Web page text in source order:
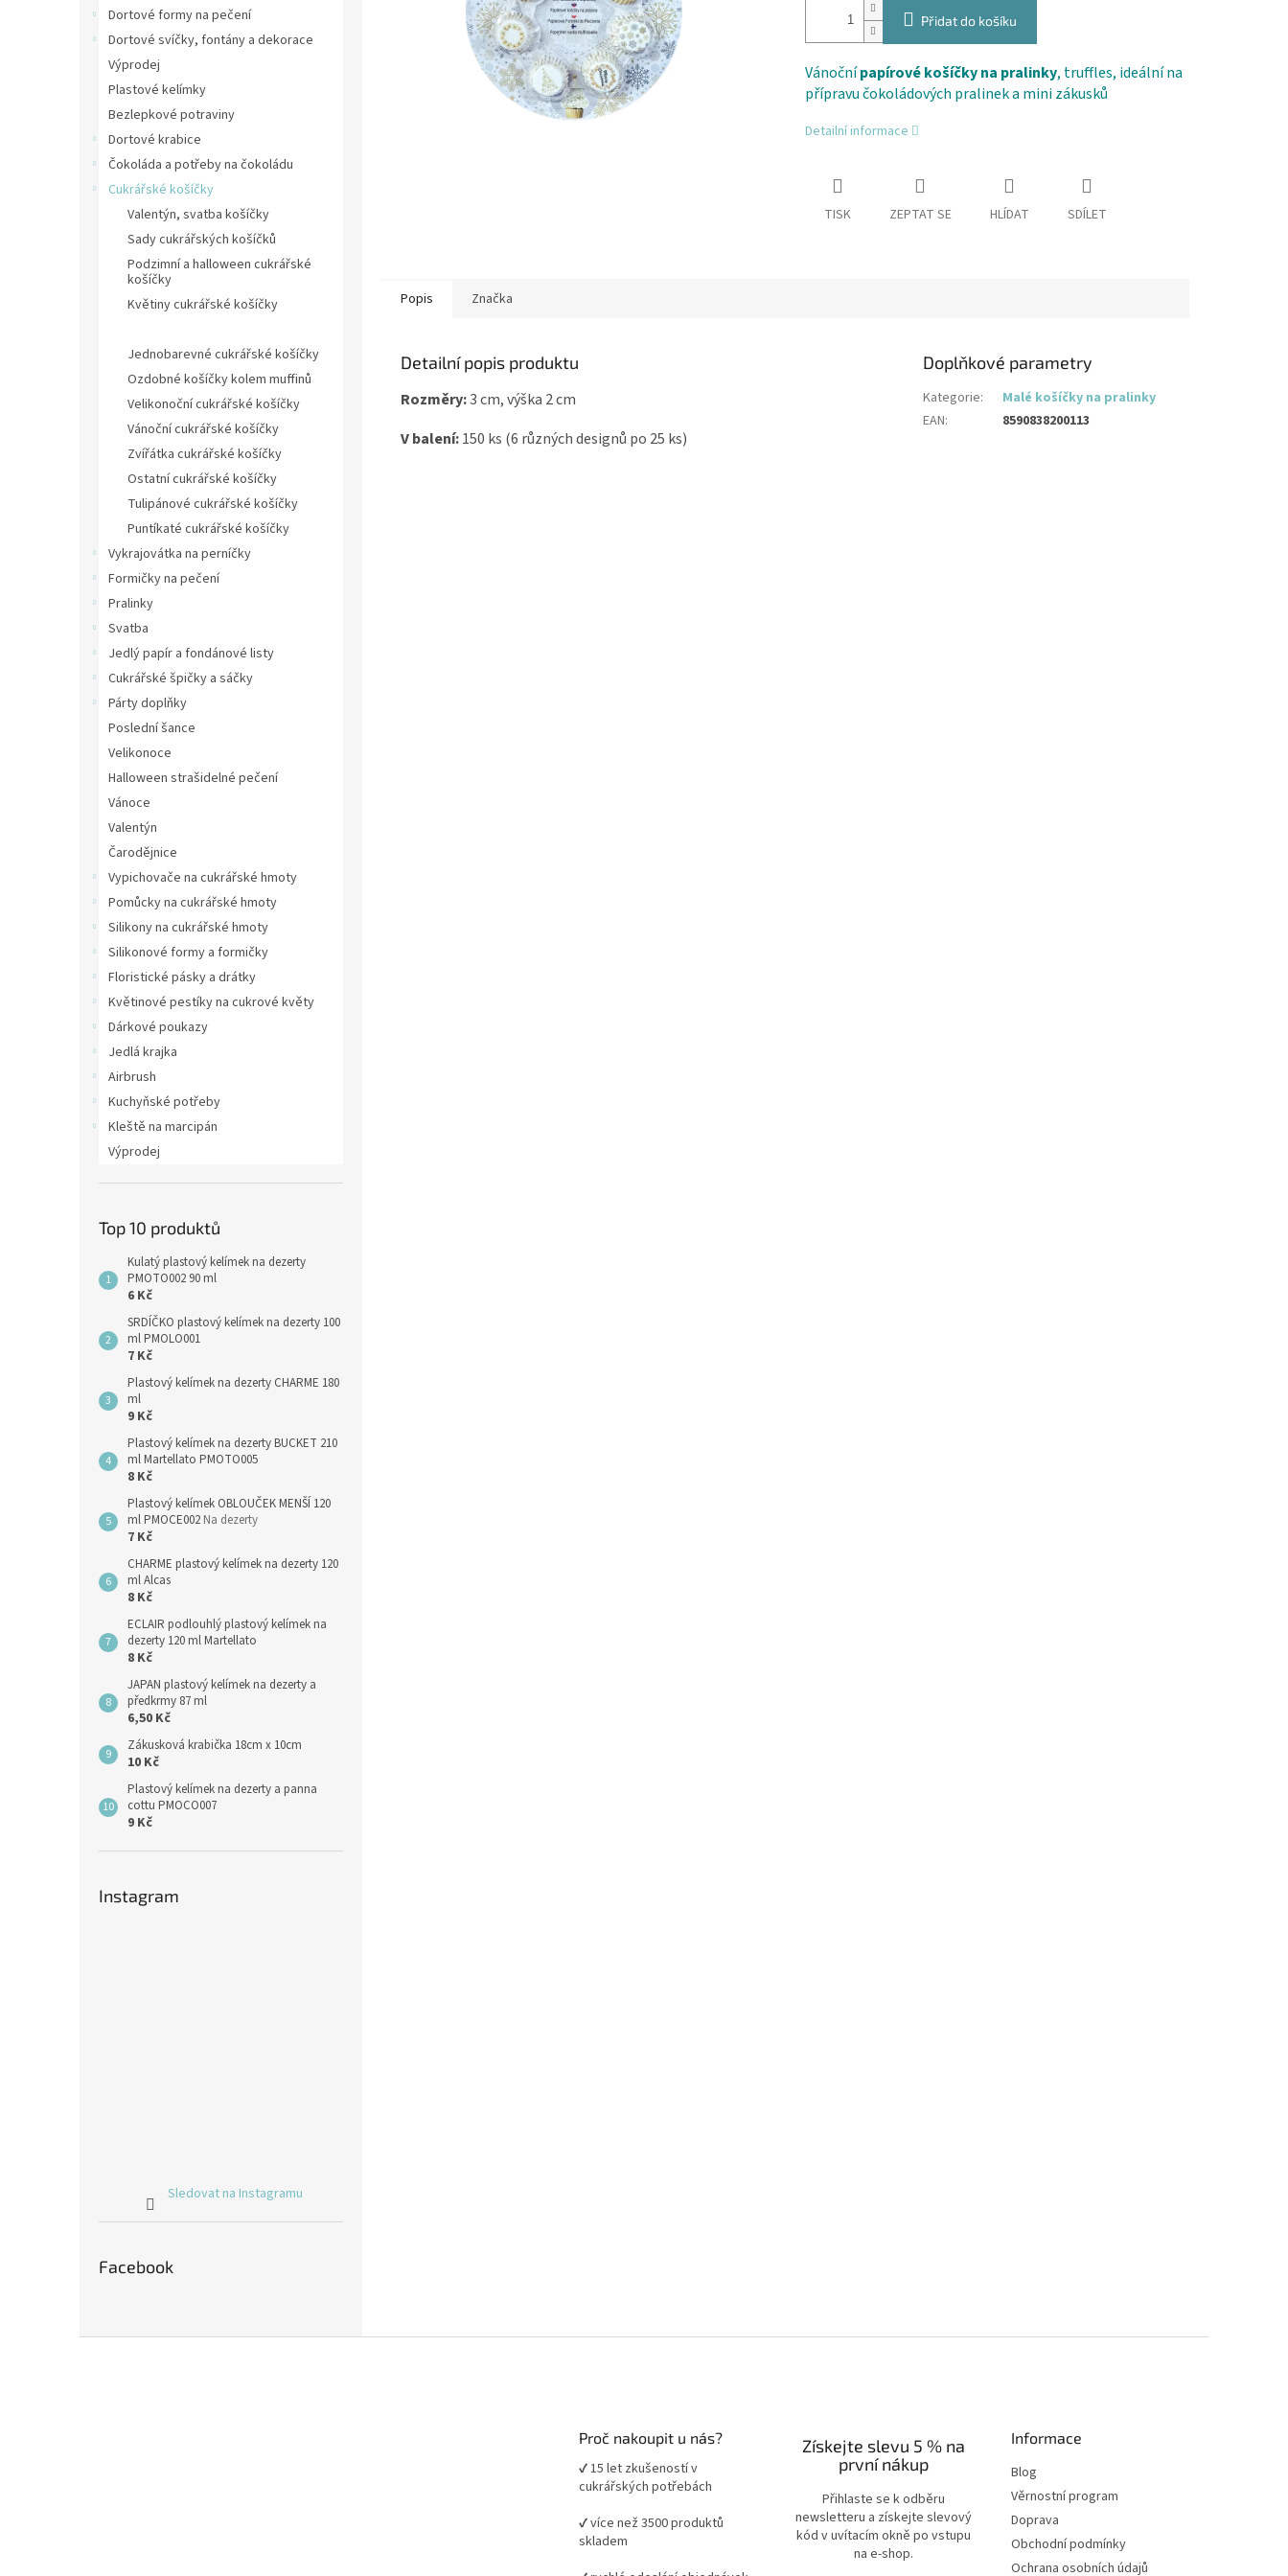
Dortové formy na pečení
Dortové svíčky, fontány a dekorace
Výprodej
Plastové kelímky
Bezlepkové potraviny
Dortové krabice
Čokoláda a potřeby na čokoládu
Cukrářské košíčky
Valentýn, svatba košíčky
Sady cukrářských košíčků
Podzimní a halloween cukrářské
košíčky
Květiny cukrářské košíčky
Jednobarevné cukrářské košíčky
Ozdobné košíčky kolem muffinů
Velikonoční cukrářské košíčky
Vánoční cukrářské košíčky
Zvířátka cukrářské košíčky
Ostatní cukrářské košíčky
Tulipánové cukrářské košíčky
Puntíkaté cukrářské košíčky
Vykrajovátka na perníčky
Formičky na pečení
Pralinky
Svatba
Jedlý papír a fondánové listy
Cukrářské špičky a sáčky
Párty doplňky
Poslední šance
Velikonoce
Halloween strašidelné pečení
Vánoce
Valentýn
Čarodějnice
Vypichovače na cukrářské hmoty
Pomůcky na cukrářské hmoty
Silikony na cukrářské hmoty
Silikonové formy a formičky
Floristické pásky a drátky
Květinové pestíky na cukrové květy
Dárkové poukazy
Jedlá krajka
Airbrush
Kuchyňské potřeby
Kleště na marcipán
Výprodej
Top 10 produktů
Kulatý plastový kelímek na dezerty
PMOTO002 90 ml
6 Kč
SRDÍČKO plastový kelímek na dezerty 100
ml PMOLO001
7 Kč
Plastový kelímek na dezerty CHARME 180
ml
9 Kč
Plastový kelímek na dezerty BUCKET 210
ml Martellato PMOTO005
8 Kč
Plastový kelímek OBLOUČEK MENŠÍ 120
ml PMOCE002 Na dezerty
7 Kč
CHARME plastový kelímek na dezerty 120
ml Alcas
8 Kč
ECLAIR podlouhlý plastový kelímek na
dezerty 120 ml Martellato
8 Kč
JAPAN plastový kelímek na dezerty a
předkrmy 87 ml
6,50 Kč
Zákusková krabička 18cm x 10cm
10 Kč
Plastový kelímek na dezerty a panna
cottu PMOCO007
9 Kč
Instagram
Sledovat na Instagramu
Facebook
Přidat do košíku
Vánočnípapírové košíčky na pralinky, truffles, ideální na
přípravu čokoládových pralinek a mini zákusků
Detailní informace
TISK ZEPTAT SE HLÍDAT SDÍLET
Popis Značka
Detailní popis produktu
Rozměry:3 cm, výška 2 cm
V balení:150 ks (6 různých designů po 25 ks)
Doplňkové parametry
Kategorie:
Malé košíčky na pralinky
EAN: 8590838200113
Proč nakoupit u nás?
✔ 15 let zkušeností v
cukrářských potřebách
✔ více než 3500 produktů
skladem
Získejte slevu 5 % na
první nákup
Přihlaste se k odběru
newsletteru a získejte slevový
kód v uvítacím okně po vstupu
na e-shop.
Informace
Blog
Věrnostní program
Doprava
Obchodní podmínky
Ochrana osobních údajů